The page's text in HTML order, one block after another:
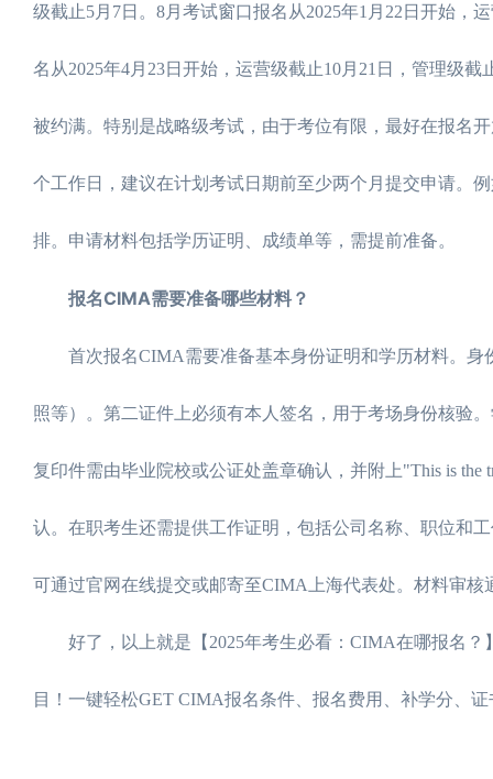
级截止5月7日。8月考试窗口报名从2025年1月22日开始，
名从2025年4月23日开始，运营级截止10月21日，管理级
被约满。特别是战略级考试，由于考位有限，最好在报名
个工作日，建议在计划考试日期前至少两个月提交申请。
排。申请材料包括学历证明、成绩单等，需提前准备。
报名CIMA需要准备哪些材料？
首次报名CIMA需要准备基本身份证明和学历材料。身
照等）。第二证件上必须有本人签名，用于考场身份核验
复印件需由毕业院校或公证处盖章确认，并附上"This is
认。在职考生还需提供工作证明，包括公司名称、职位和
可通过官网在线提交或邮寄至CIMA上海代表处。材料审
好了，以上就是【2025年考生必看：CIMA在哪报名？
目！一键轻松GET CIMA报名条件、报名费用、补学分、